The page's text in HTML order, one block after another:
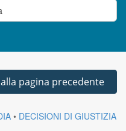
pagina precedente
• DECISIONI DI GIUSTIZIA